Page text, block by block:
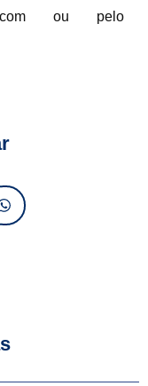
ou pelo